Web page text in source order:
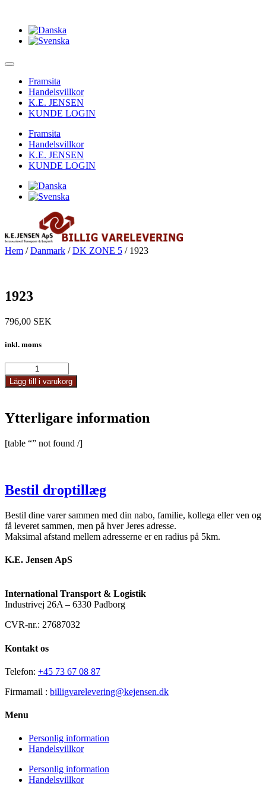
Framsita
Handelsvillkor
K.E. JENSEN
KUNDE LOGIN
Framsita
Handelsvillkor
K.E. JENSEN
KUNDE LOGIN
Hem /Danmark /DK ZONE 5 / 1923
1923
796,00 SEK
inkl. moms
mängd
Lägg till i varukorg
Ytterligare information
[table “” not found /]
Bestil droptillæg
Bestil dine varer sammen med din nabo, familie, kollega eller ven og
få leveret sammen, men på hver Jeres adresse.
Maksimal afstand mellem adresserne er en radius på 5km.
K.E. Jensen ApS
International Transport & Logistik
Industrivej 26A – 6330 Padborg
CVR-nr.: 27687032
Kontakt os
Telefon: +45 73 67 08 87
Firmamail : billigvarelevering@kejensen.dk
Menu
Personlig information
Handelsvillkor
Personlig information
Handelsvillkor